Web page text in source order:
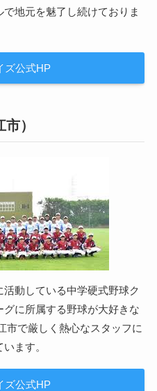
地元を魅了し続けておりま
ズ公式HP
）
動している中学硬式野球ク
に所属する野球が大好きな
市で厳しく熱心なスタッフに
ます。
ズ公式HP